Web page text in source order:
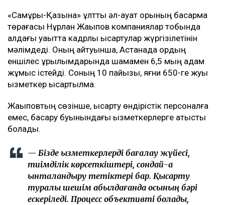
«Самұрық-Қазына» ұлттық әл-ауқат қорының басқарма
төрағасы Нұрлан Жақыпов компаниялар тобында
алдағы уақытта кадрлық қысқартулар жүргізілетінін
мәлімдеді. Оның айтуынша, Астанада қордың
еншілес құрылымдарында шамамен 6,5 мың адам
жұмыс істейді. Соның 10 пайызы, яғни 650-ге жуық
қызметкер қысқартылмақ.
Жақыповтың сөзінше, қысқарту өндірістік персоналға
емес, басқару буынындағы қызметкерлерге қатысты
болады.
— Бізде қызметкерлерді бағалау жүйесі,
тиімділік көрсеткіштері, сондай-ақ
ынталандыру тетіктері бар. Қысқарту
туралы шешім қабылдағанда осының бәрі
ескеріледі. Процесс объективті болады,